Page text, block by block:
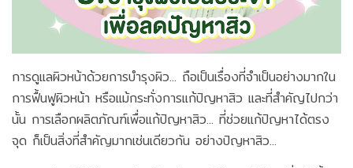
การดูแลผิวหน้าด้วยการบำรุงผิว... ถือเป็นเรื่องที่จำเป็นอย่างมากใน
การฟื้นฟูผิวหน้า หรือแม้กระทั่งการแก้ปัญหาสิว และที่สำคัญไปกว่า
นั้น การเลือกผลิตภัณฑ์เพื่อแก้ปัญหาสิว... ที่ช่วยแก้ปัญหาได้ตรง
จุด ก็เป็นสิ่งที่สำคัญมากเช่นเดียวกัน อย่างปัญหาสิว...